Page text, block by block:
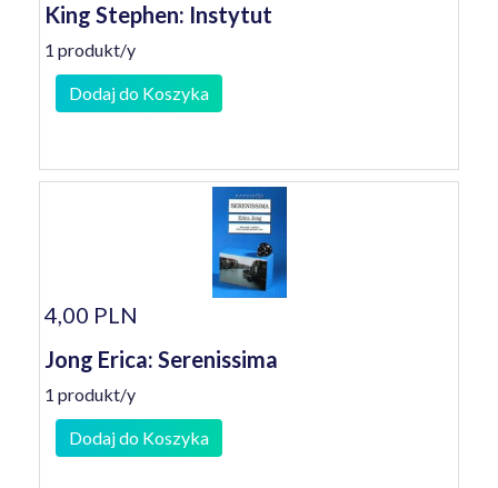
King Stephen: Instytut
1 produkt/y
Dodaj do Koszyka
4,00 PLN
Jong Erica: Serenissima
1 produkt/y
Dodaj do Koszyka